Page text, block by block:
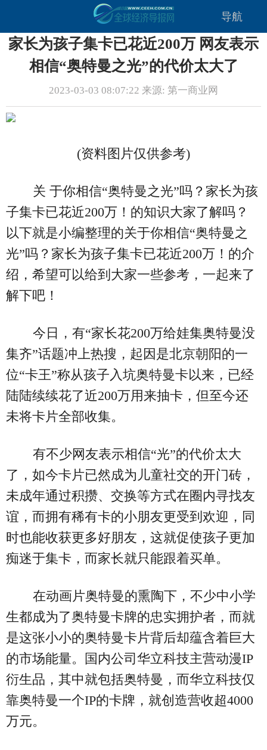
导航
家长为孩子集卡已花近200万 网友表示
相信“奥特曼之光”的代价太大了
2023-03-03 08:07:22 来源: 第一商业网
(资料图片仅供参考)
关 于你相信“奥特曼之光”吗？家长为孩
子集卡已花近200万！的知识大家了解吗？
以下就是小编整理的关于你相信“奥特曼之
光”吗？家长为孩子集卡已花近200万！的介
绍，希望可以给到大家一些参考，一起来了
解下吧！
今日，有“家长花200万给娃集奥特曼没
集齐”话题冲上热搜，起因是北京朝阳的一
位“卡王”称从孩子入坑奥特曼卡以来，已经
陆陆续续花了近200万用来抽卡，但至今还
未将卡片全部收集。
有不少网友表示相信“光”的代价太大
了，如今卡片已然成为儿童社交的开门砖，
未成年通过积攒、交换等方式在圈内寻找友
谊，而拥有稀有卡的小朋友更受到欢迎，同
时也能收获更多好朋友，这就促使孩子更加
痴迷于集卡，而家长就只能跟着买单。
在动画片奥特曼的熏陶下，不少中小学
生都成为了奥特曼卡牌的忠实拥护者，而就
是这张小小的奥特曼卡片背后却蕴含着巨大
的市场能量。国内公司华立科技主营动漫IP
衍生品，其中就包括奥特曼，而华立科技仅
靠奥特曼一个IP的卡牌，就创造营收超4000
万元。